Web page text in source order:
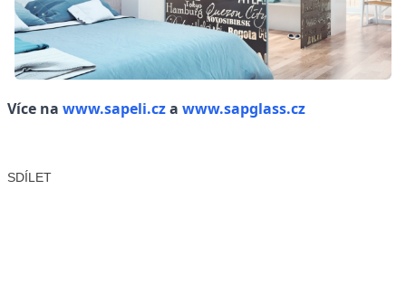
Více na www.sapeli.cza www.sapglass.cz
SDÍLET